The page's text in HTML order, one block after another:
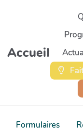
Aller au contenu
Accueil
Formulaires